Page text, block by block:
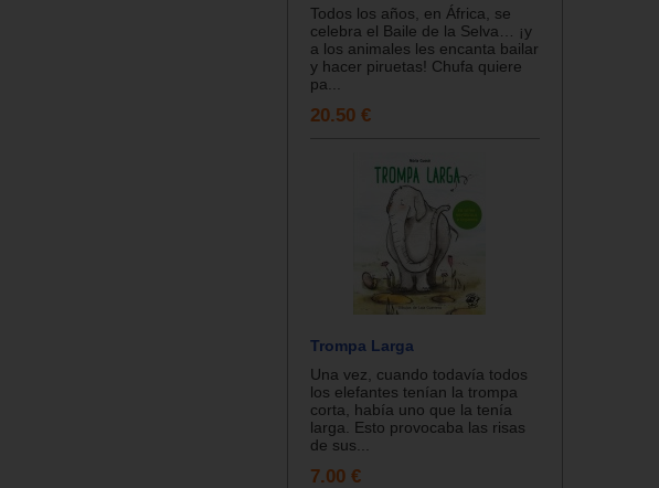
Todos los años, en África, se
celebra el Baile de la Selva… ¡y
a los animales les encanta bailar
y hacer piruetas! Chufa quiere
pa...
20.50 €
Trompa Larga
Una vez, cuando todavía todos
los elefantes tenían la trompa
corta, había uno que la tenía
larga. Esto provocaba las risas
de sus...
7.00 €